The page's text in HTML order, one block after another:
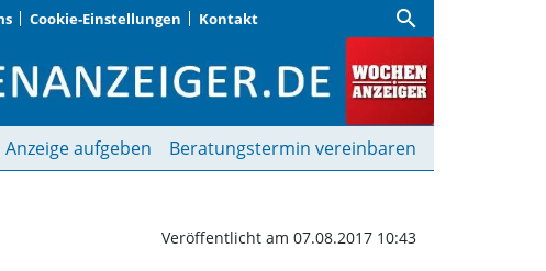
Cookie-Einstellungen Kontakt search
| Wochenanzeiger
Anzeige aufgeben Beratungstermin vereinbaren
Veröffentlicht am 07.08.2017 10:43